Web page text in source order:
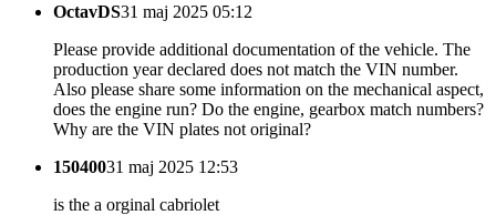
OctavDS31 maj 2025 05:12
Please provide additional documentation of the vehicle. The
production year declared does not match the VIN number.
Also please share some information on the mechanical aspect,
does the engine run? Do the engine, gearbox match numbers?
Why are the VIN plates not original?
15040031 maj 2025 12:53
is the a orginal cabriolet